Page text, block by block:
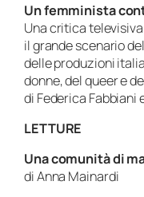
Un femminista
Una critica
il grande scenario
delle produzioni
donne, del queer e
di Federica
LETTURE
Una comunità di
di Anna Mainardi